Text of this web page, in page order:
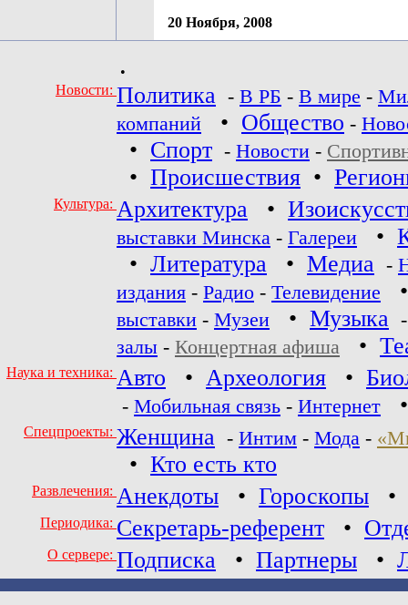
20 Ноября, 2008
•
Новости: Политика - В РБ - В мире -
компаний
• Общество -
• Спорт - Новости -
• Происшествия •
Культура: Архитектура •
выставки Минска - Галереи •
• Литература • Медиа -
издания - Радио - Телевидение
выставки - Музеи • Музыка
залы - Концертная афиша •
Наука и техника: Авто • Археология •
- Мобильная связь - Интернет
Спецпроекты: Женщина - Интим - Мода -
• Кто есть кто
Развлечения: Анекдоты • Гороскопы •
Периодика: Секретарь-референт •
О сервере: Подписка • Партнеры •